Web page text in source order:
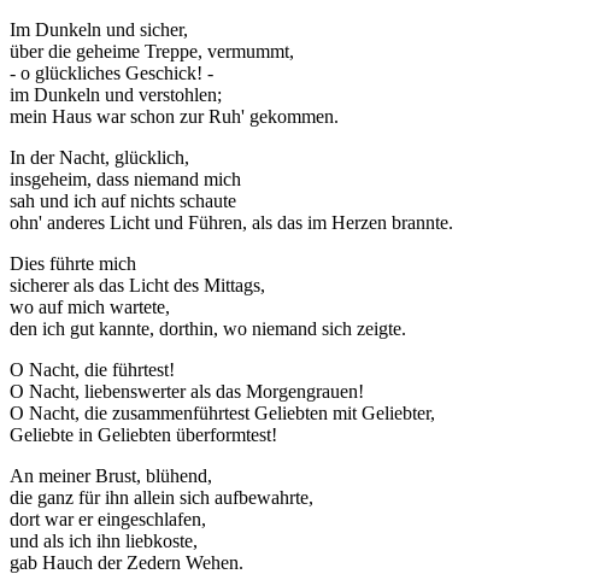
Im Dunkeln und sicher,
über die geheime Treppe, vermummt,
- o glückliches Geschick! -
im Dunkeln und verstohlen;
mein Haus war schon zur Ruh' gekommen.
In der Nacht, glücklich,
insgeheim, dass niemand mich
sah und ich auf nichts schaute
ohn' anderes Licht und Führen, als das im Herzen brannte.
Dies führte mich
sicherer als das Licht des Mittags,
wo auf mich wartete,
den ich gut kannte, dorthin, wo niemand sich zeigte.
O Nacht, die führtest!
O Nacht, liebenswerter als das Morgengrauen!
O Nacht, die zusammenführtest Geliebten mit Geliebter,
Geliebte in Geliebten überformtest!
An meiner Brust, blühend,
die ganz für ihn allein sich aufbewahrte,
dort war er eingeschlafen,
und als ich ihn liebkoste,
gab Hauch der Zedern Wehen.